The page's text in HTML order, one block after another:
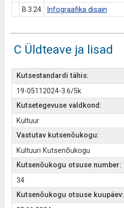
B.3.24
Infograafika disain
C Üldteave ja lisad
Kutsestandardi tähis:
19-05112024-3.6/5k
Kutsetegevuse valdkond:
Kultuur
Vastutav kutsenõukogu:
Kultuuri Kutsenõukogu
Kutsenõukogu otsuse number:
34
Kutsenõukogu otsuse kuupäev: